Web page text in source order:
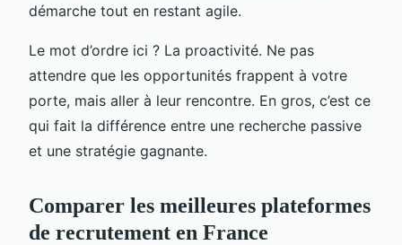
démarche tout en restant agile.
Le mot d’ordre ici ? La proactivité. Ne pas
attendre que les opportunités frappent à votre
porte, mais aller à leur rencontre. En gros, c’est ce
qui fait la différence entre une recherche passive
et une stratégie gagnante.
Comparer les meilleures plateformes
de recrutement en France